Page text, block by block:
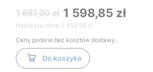
1 881,00 zł 1 598,85 zł
Najniższa cena: 1 453,50 zł
Ceny podane bez kosztów dostawy.
Do koszyka